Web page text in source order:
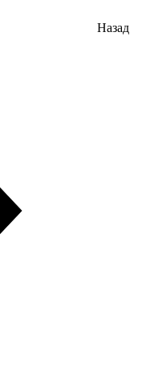
Назад